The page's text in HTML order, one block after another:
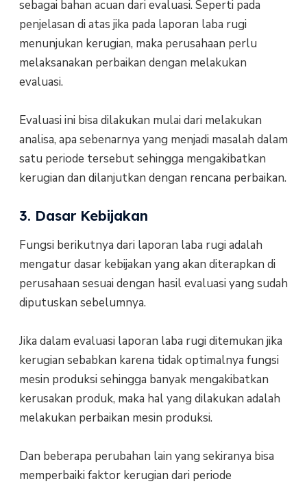
sebagai bahan acuan dari evaluasi. Seperti pada
penjelasan di atas jika pada laporan laba rugi
menunjukan kerugian, maka perusahaan perlu
melaksanakan perbaikan dengan melakukan
evaluasi.
Evaluasi ini bisa dilakukan mulai dari melakukan
analisa, apa sebenarnya yang menjadi masalah dalam
satu periode tersebut sehingga mengakibatkan
kerugian dan dilanjutkan dengan rencana perbaikan.
3. Dasar Kebijakan
Fungsi berikutnya dari laporan laba rugi adalah
mengatur dasar kebijakan yang akan diterapkan di
perusahaan sesuai dengan hasil evaluasi yang sudah
diputuskan sebelumnya.
Jika dalam evaluasi laporan laba rugi ditemukan jika
kerugian sebabkan karena tidak optimalnya fungsi
mesin produksi sehingga banyak mengakibatkan
kerusakan produk, maka hal yang dilakukan adalah
melakukan perbaikan mesin produksi.
Dan beberapa perubahan lain yang sekiranya bisa
memperbaiki faktor kerugian dari periode